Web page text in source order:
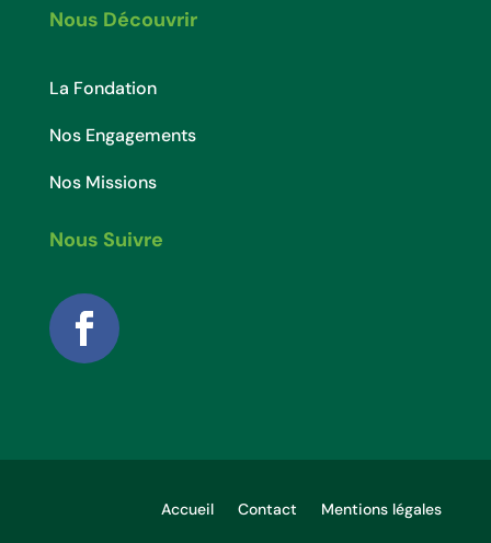
Nous Découvrir
La Fondation
Nos Engagements
Nos Missions
Nous Suivre
Accueil Contact Mentions légales